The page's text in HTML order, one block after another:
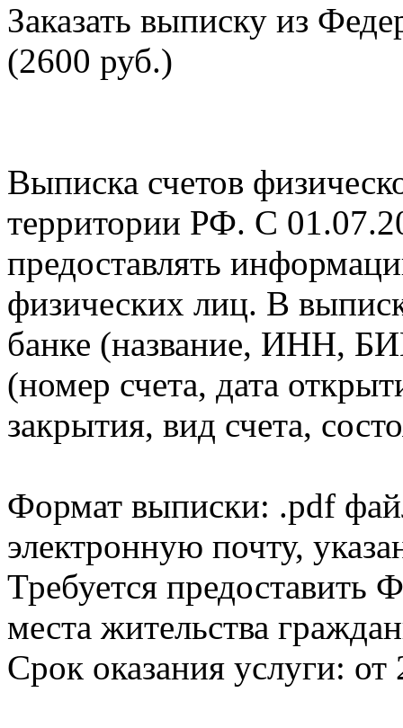
Заказать выписку из
(2600 руб.)
Выписка счетов
территории РФ. С
предоставлять
физических лиц. В
банке (название, ИНН,
(номер счета, дата
закрытия, вид счета,
Формат выписки: .pdf
электронную почту,
Требуется
места жительства
Срок оказания услуги: от